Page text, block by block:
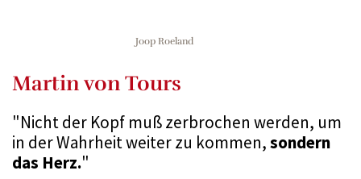
Joop Roeland
Martin von Tours
"Nicht der Kopf muß zerbrochen werden, um
in der Wahrheit weiter zu kommen,sondern
das Herz."